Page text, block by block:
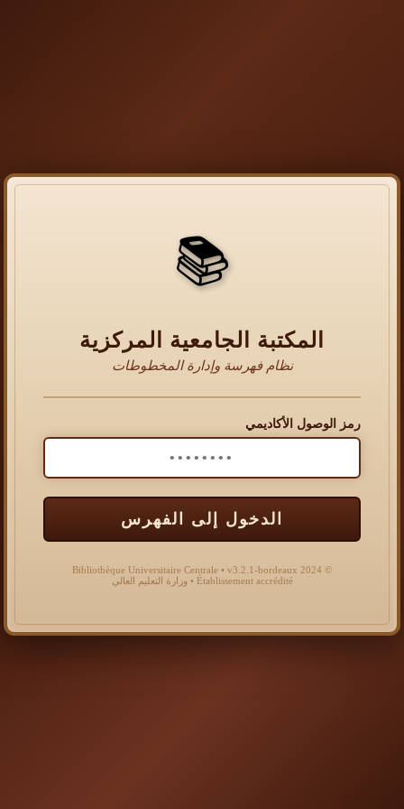
📚
المكتبة الجامعية المركزية
نظام فهرسة وإدارة المخطوطات
رمز الوصول الأكاديمي
الدخول إلى الفهرس
© 2024 Bibliothèque Universitaire Centrale • v3.2.1-bordeaux
Établissement accrédité • وزارة التعليم العالي